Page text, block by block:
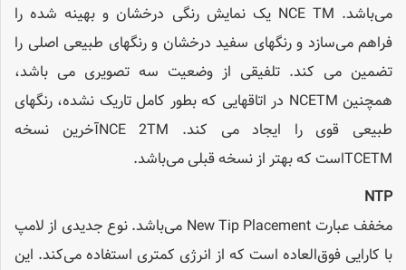
می‌باشد. NCE TM یک نمایش رنگی درخشان و بهینه شده را
فراهم می‌سازد و رنگهای سفید درخشان و رنگهای طبیعی اصلی را
تضمین می کند. تلفیقی از وضعیت سه تصویری می باشد،
همچنین NCETM در اتاقهایی که بطور کامل تاریک نشده، رنگهای
طبیعی قوی را ایجاد می کند. NCE 2TMآخرین نسخه
TCETMاست که بهتر از نسخه قبلی می‌باشد.
NTP
مخفف عبارت New Tip Placement می‌باشد. نوع جدیدی از لامپ
با کارایی فوق‌العاده است که از انرژی کمتری استفاده می‌کند. این